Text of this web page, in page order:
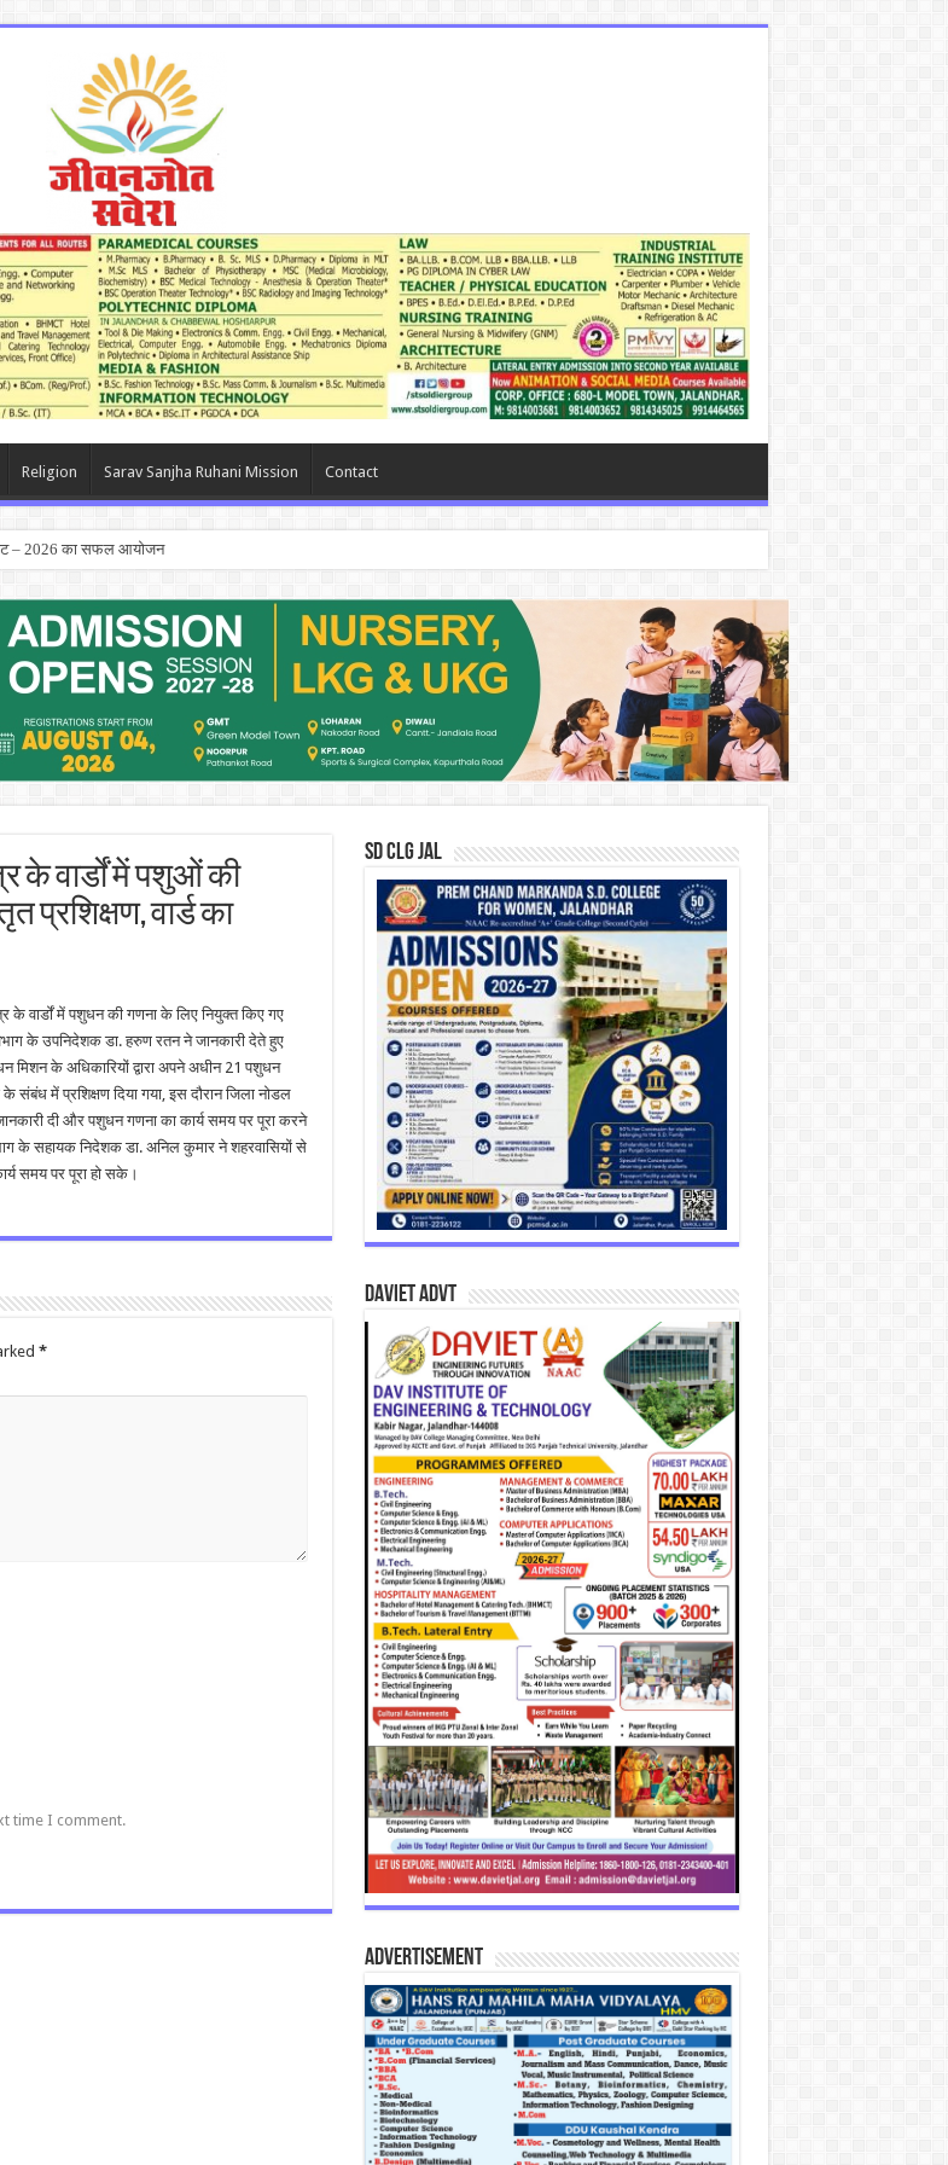
Religion Sarav Sanjha Ruhani Mission Contact
हंट – 2026 का सफल आयोजन
किया
के वार्डों में पशुओं की
प्रशिक्षण, वार्ड का
वार्डों में पशुधन की गणना के लिए नियुक्त किए गए
के उपनिदेशक डा. हरुण रतन ने जानकारी देते हुए
मिशन के अधिकारियों द्वारा अपने अधीन 21 पशुधन
में प्रशिक्षण दिया गया, इस दौरान जिला नोडल
दी और पशुधन गणना का कार्य समय पर पूरा करने
के सहायक निदेशक डा. अनिल कुमार ने शहरवासियों से
समय पर पूरा हो सके।
*
time I comment.
SD CLG JAL
DAVIET Advt
Advertisement